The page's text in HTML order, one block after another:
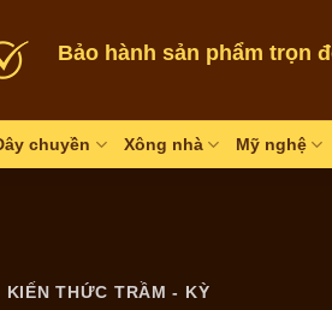
Bảo hành sản phẩm trọn
chuyền Xông nhà Mỹ nghệ
KIẾN THỨC TRẦM - KỲ